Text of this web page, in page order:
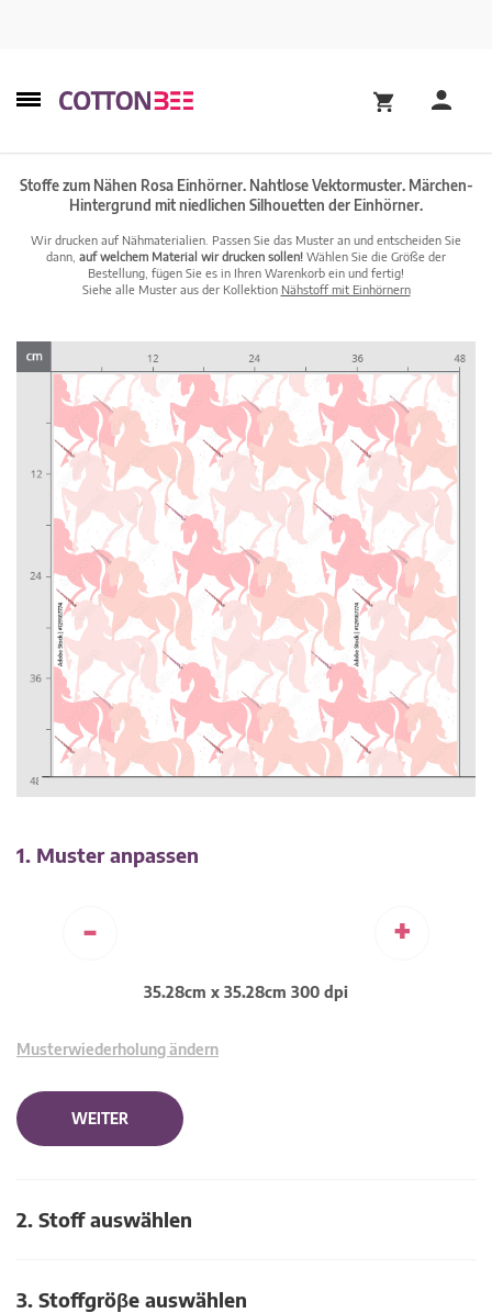
Stoffe zum Nähen Rosa Einhörner. Nahtlose Vektormuster. Märchen-
Hintergrund mit niedlichen Silhouetten der Einhörner.
Wir drucken auf Nähmaterialien. Passen Sie das Muster an und entscheiden Sie
dann, auf welchem Material wir drucken sollen! Wählen Sie die Größe der
Bestellung, fügen Sie es in Ihren Warenkorb ein und fertig!
Siehe alle Muster aus der Kollektion Nähstoff mit Einhörnern
1. Muster anpassen
- +
35.28cm x 35.28cm 300 dpi
Musterwiederholung ändern
WEITER
2. Stoff auswählen
3. Stoffgröβe auswählen